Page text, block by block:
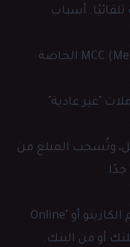
أسباب
مدوّنة MCC (Merchant Category Code) الخاصة
"غير عادية"
وتُسحب المبلغ من
الإيداع يظهر في كشف بنكك باسم الكازينو أو "Online